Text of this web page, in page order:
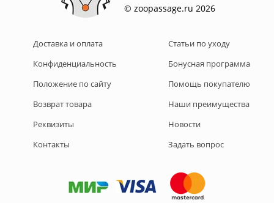
© zoopassage.ru 2026
Доставка и оплата
Конфиденциальность
Положение по сайту
Возврат товара
Реквизиты
Контакты
Статьи по уходу
Бонусная программа
Помощь покупателю
Наши преимущества
Новости
Задать вопрос